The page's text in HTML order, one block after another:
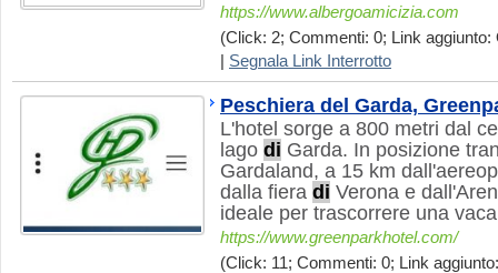
https://www.albergoamicizia.com
(Click: 2; Commenti: 0; Link aggiunto:
Segnala Link Interrotto
Peschiera del Garda,
L'hotel sorge a 800 metri dal
lago di Garda. In posizione
Gardaland, a 15 km
dalla fiera di Verona e
ideale per trascorrere una
https://www.greenparkhotel.com/
(Click: 11; Commenti: 0; Link